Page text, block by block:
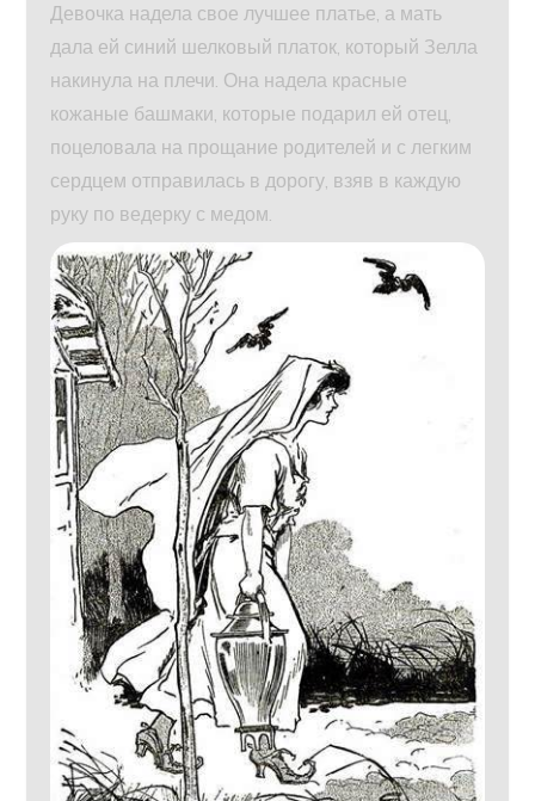
Девочка надела свое лучшее платье, а мать
дала ей синий шелковый платок, который Зелла
накинула на плечи. Она надела красные
кожаные башмаки, которые подарил ей отец,
поцеловала на прощание родителей и с легким
сердцем отправилась в дорогу, взяв в каждую
руку по ведерку с медом.